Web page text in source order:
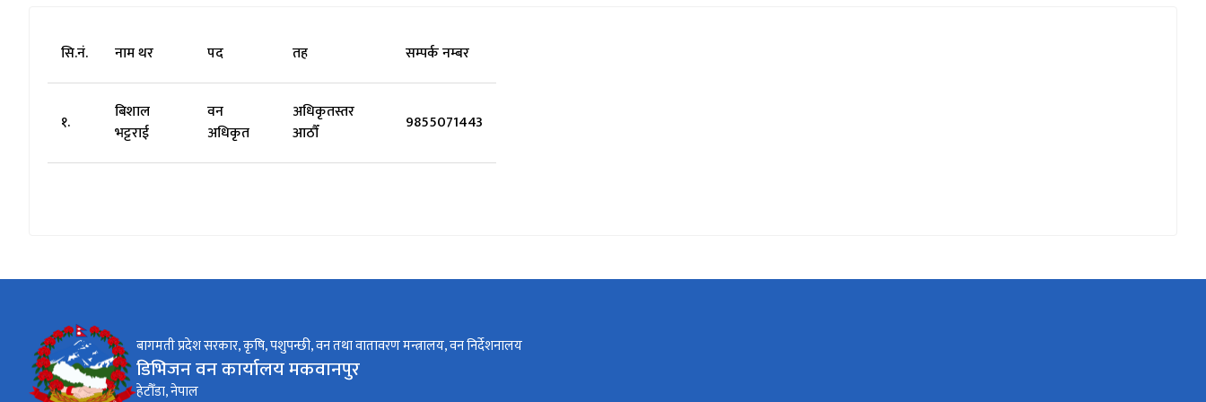
सि.नं. नाम थर पद तह सम्पर्क नम्बर
१.
बिशाल
भट्टराई
वन
अधिकृत
अधिकृतस्तर
आठौँ
9855071443
बागमती प्रदेश सरकार, कृषि, पशुपन्छी, वन तथा वातावरण मन्त्रालय, वन निर्देशनालय
डिभिजन वन कार्यालय मकवानपुर
हेटौँडा, नेपाल